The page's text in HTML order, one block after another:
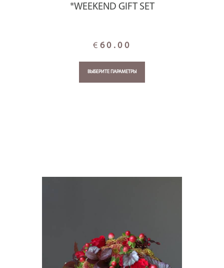
*WEEKEND GIFT SET
€ 60.00
ВЫБЕРИТЕ ПАРАМЕТРЫ